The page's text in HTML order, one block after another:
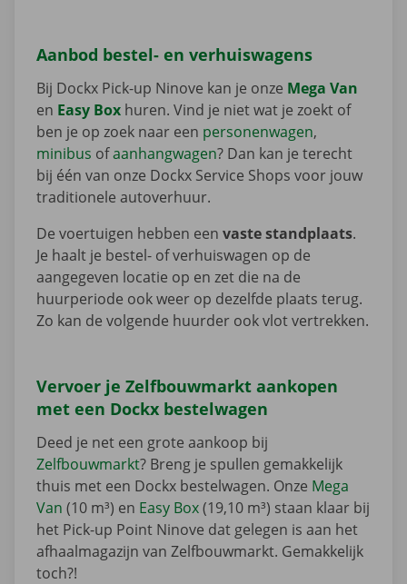
Aanbod bestel- en verhuiswagens
Bij Dockx Pick-up Ninove kan je onze Mega Van
en Easy Box huren. Vind je niet wat je zoekt of
ben je op zoek naar een personenwagen,
minibus ofaanhangwagen? Dan kan je terecht
bij één van onze Dockx Service Shops voor jouw
traditionele autoverhuur.
De voertuigen hebben een vaste standplaats.
Je haalt je bestel- of verhuiswagen op de
aangegeven locatie op en zet die na de
huurperiode ook weer op dezelfde plaats terug.
Zo kan de volgende huurder ook vlot vertrekken.
Vervoer je Zelfbouwmarkt aankopen
met een Dockx bestelwagen
Deed je net een grote aankoop bij
Zelfbouwmarkt? Breng je spullen gemakkelijk
thuis met een Dockx bestelwagen. Onze Mega
Van (10 m³) en Easy Box(19,10 m³) staan klaar bij
het Pick-up Point Ninove dat gelegen is aan het
afhaalmagazijn van Zelfbouwmarkt. Gemakkelijk
toch?!